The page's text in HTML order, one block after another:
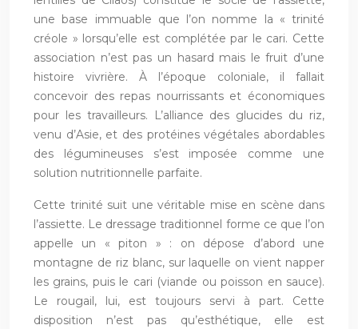
une base immuable que l’on nomme la « trinité
créole » lorsqu’elle est complétée par le cari. Cette
association n’est pas un hasard mais le fruit d’une
histoire vivrière. À l’époque coloniale, il fallait
concevoir des repas nourrissants et économiques
pour les travailleurs. L’alliance des glucides du riz,
venu d’Asie, et des protéines végétales abordables
des légumineuses s’est imposée comme une
solution nutritionnelle parfaite.
Cette trinité suit une véritable mise en scène dans
l’assiette. Le dressage traditionnel forme ce que l’on
appelle un « piton » : on dépose d’abord une
montagne de riz blanc, sur laquelle on vient napper
les grains, puis le cari (viande ou poisson en sauce).
Le rougail, lui, est toujours servi à part. Cette
disposition n’est pas qu’esthétique, elle est